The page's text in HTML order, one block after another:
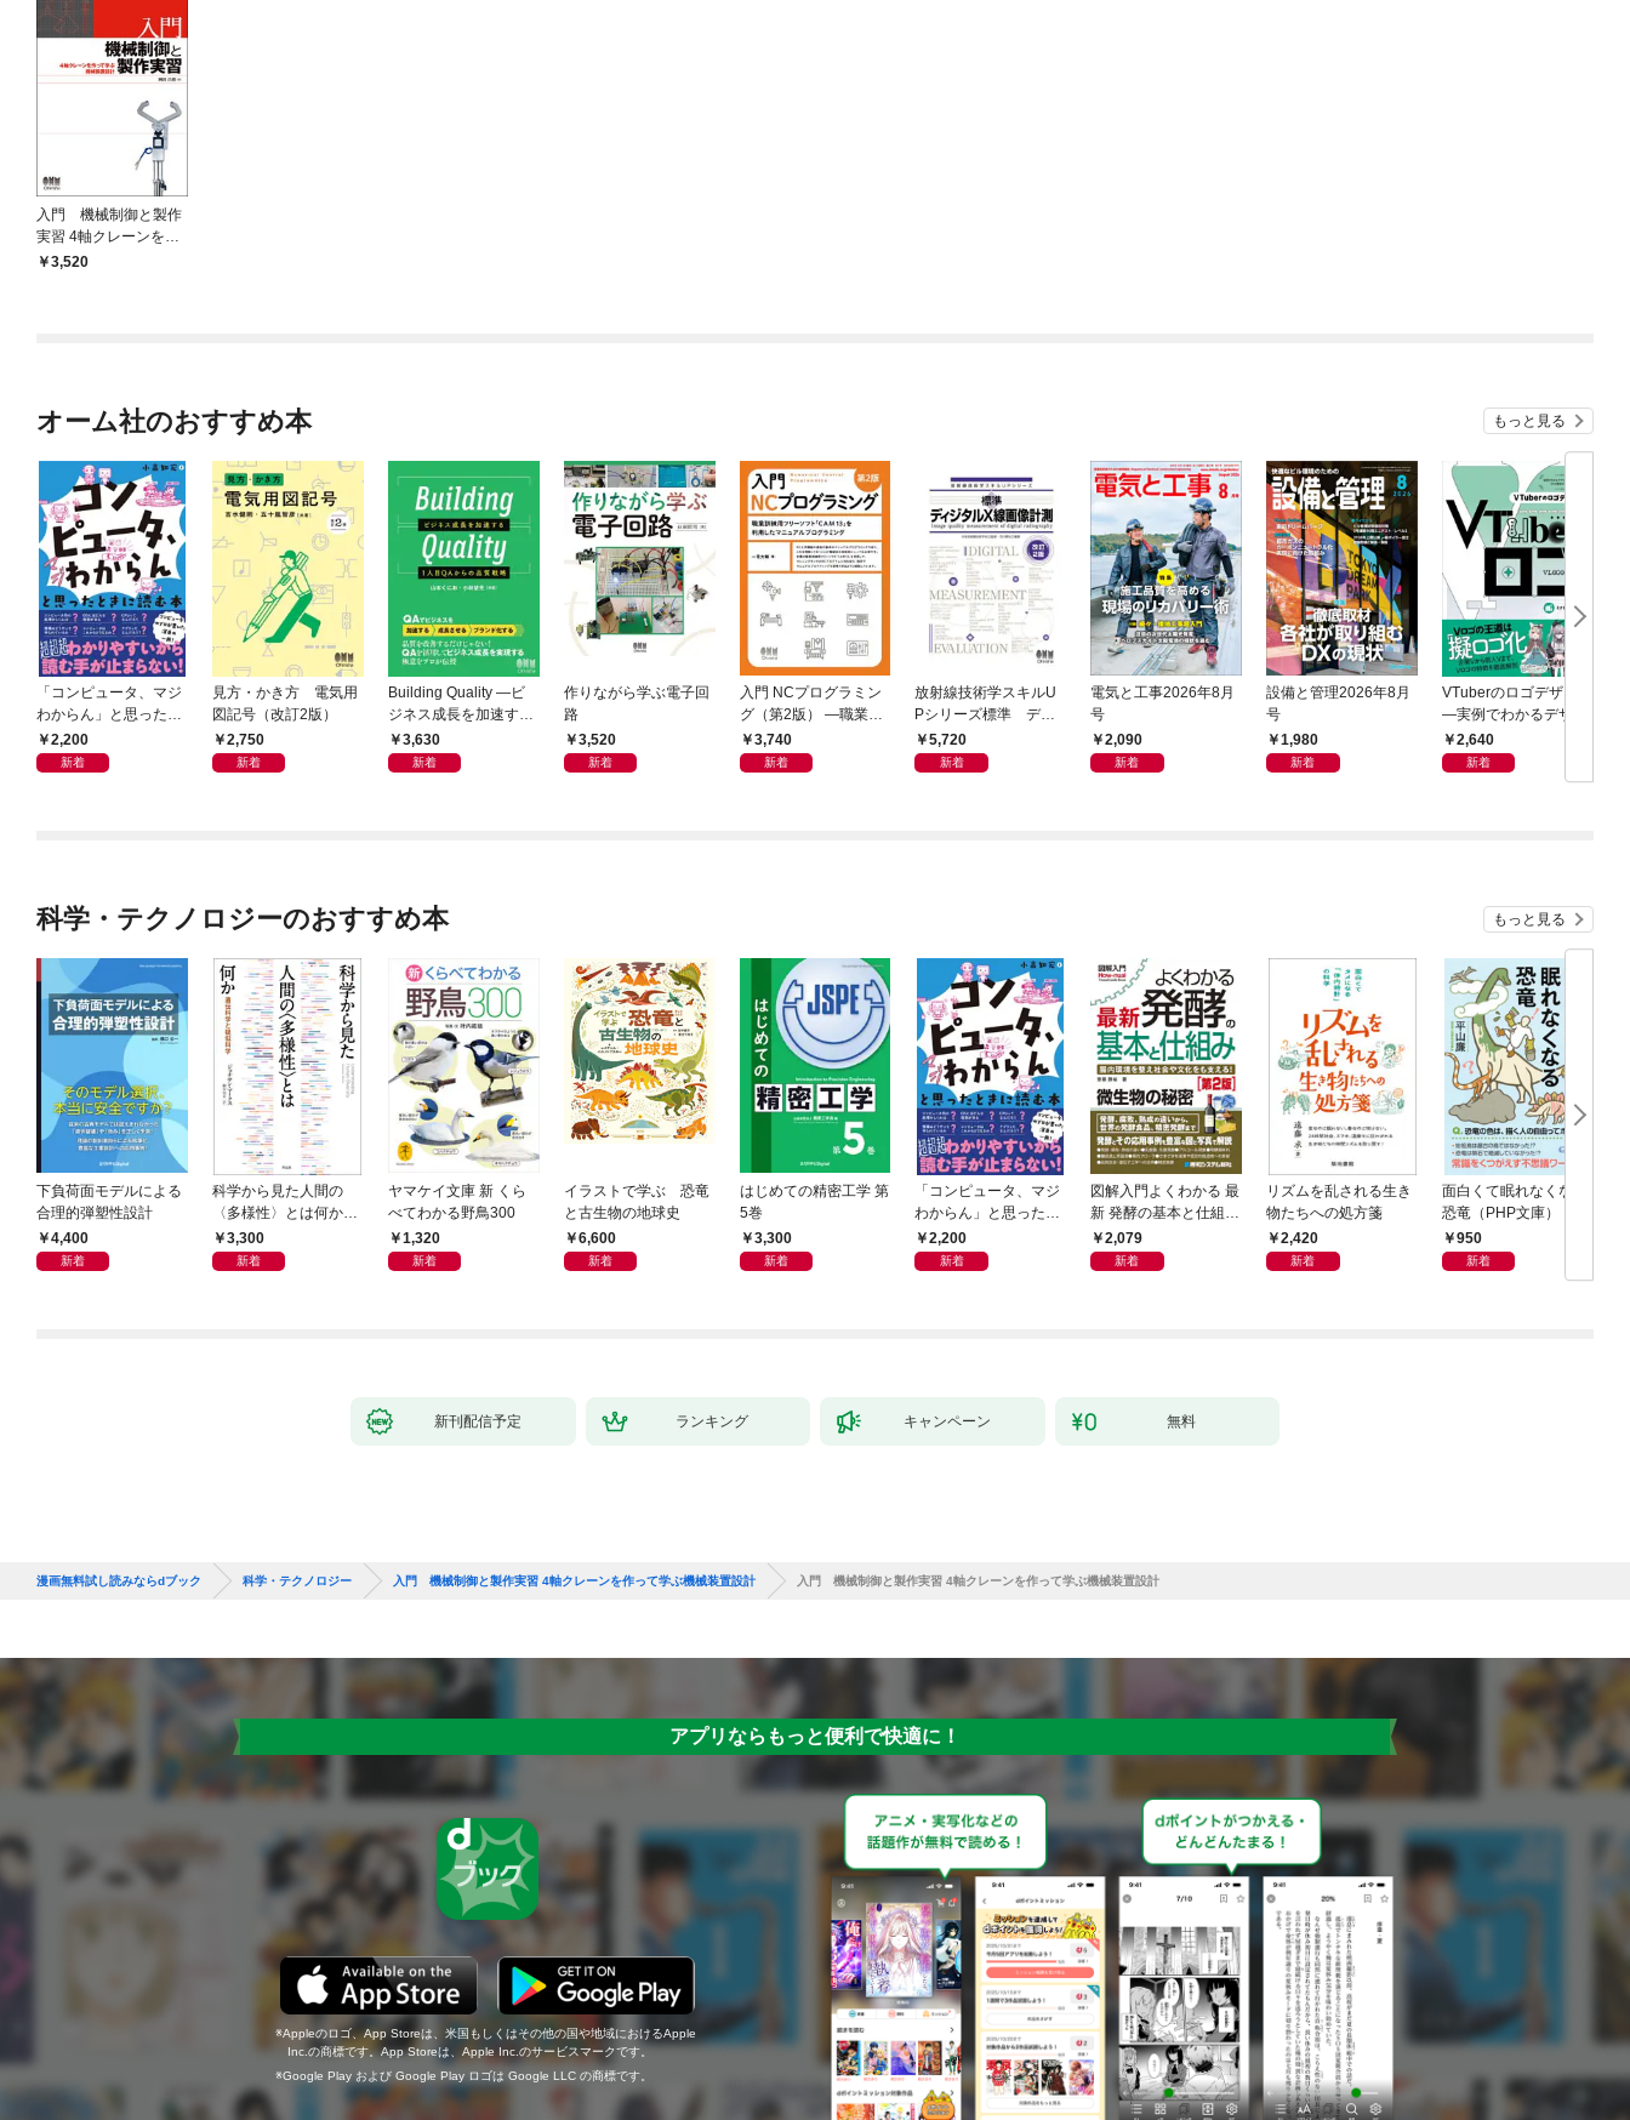
入門 機械制御と製作
実習 4軸クレーンを作
って学ぶ機械装置設計
3,520
オーム社のおすすめ本 もっと見る
「コンピュータ、マジ
わからん」と思ったと
きに読む本
2,200
新着
見方・かき方 電気用
図記号（改訂2版）
2,750
新着
Building Quality ―ビ
ジネス成長を加速する
1人目QAからの品質戦
略―
3,630
新着
作りながら学ぶ電子回
路
3,520
新着
入門 NCプログラミン
グ（第2版） ―職業訓
練用フリーソフト「C
AM13」を利用したマ
3,740
新着
放射線技術学スキルU
Pシリーズ標準 ディ
ジタルX線画像計測
（改訂２版）
5,720
新着
電気と工事2026年8月
号
2,090
新着
設備と管理2026年8月
号
1,980
新着
VTuberのロゴデザイン
―実例でわかるデザイ
ンプロセスからSNS受
注のコツまで―
2,640
新着
科学・テクノロジーのおすすめ本 もっと見る
下負荷面モデルによる
合理的弾塑性設計
4,400
新着
科学から見た人間の
〈多様性〉とは何か―
―遺伝科学と疑似科学
3,300
新着
ヤマケイ文庫 新 くら
べてわかる野鳥300
1,320
新着
イラストで学ぶ 恐竜
と古生物の地球史
6,600
新着
はじめての精密工学 第
5巻
3,300
新着
「コンピュータ、マジ
わからん」と思ったと
きに読む本
2,200
新着
図解入門よくわかる 最
新 発酵の基本と仕組み
［第2版］
2,079
新着
リズムを乱される生き
物たちへの処方箋
2,420
新着
面白くて眠れなくなる
恐竜（PHP文庫）
950
新着
新刊配信予定 ランキング キャンペーン 無料
漫画無料試し読みならdブック 科学・テクノロジー 入門 機械制御と製作実習 4軸クレーンを作って学ぶ機械装置設計 入門 機械制御と製作実習 4軸クレーンを作って学ぶ機械装置設計
アプリならもっと便利で快適に！
Appleのロゴ、App Storeは、米国もしくはその他の国や地域におけるApple
Inc.の商標です。App Storeは、Apple Inc.のサービスマークです。
Google Play および Google Play ロゴは Google LLC の商標です。